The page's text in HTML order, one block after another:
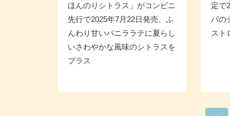
ほんのりシトラス」がコンビニ
先行で2025年7月22日発売、ふ
んわり甘いバニララテに夏らし
いさわやかな風味のシトラスを
プラス
定で
バの
スト